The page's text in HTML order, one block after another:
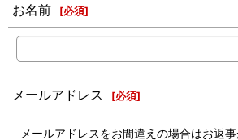
お名前 [必須]
メールアドレス [必須]
メールアドレスをお間違えの場合はお返